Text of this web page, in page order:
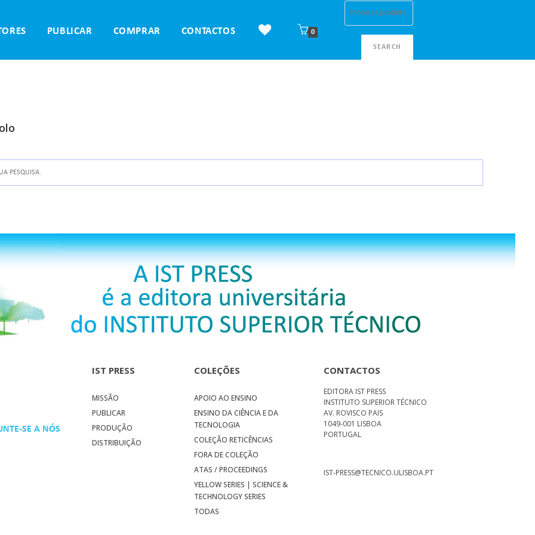
PUBLICAR COMPRAR CONTACTOS 0
SEARCH
PESQUISA.
SE A NÓS
IST PRESS
MISSÃO
PUBLICAR
PRODUÇÃO
DISTRIBUIÇÃO
COLEÇÕES
APOIO AO ENSINO
ENSINO DA CIÊNCIA E DA
TECNOLOGIA
COLEÇÃO RETICÊNCIAS
FORA DE COLEÇÃO
ATAS / PROCEEDINGS
YELLOW SERIES | SCIENCE &
TECHNOLOGY SERIES
TODAS
CONTACTOS
EDITORA IST PRESS
INSTITUTO SUPERIOR TÉCNICO
AV. ROVISCO PAIS
1049-001 LISBOA
PORTUGAL
IST-PRESS@TECNICO.ULISBOA.PT